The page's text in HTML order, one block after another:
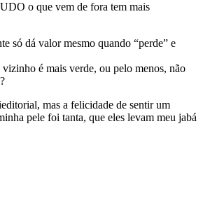
o que vem de fora tem mais
só dá valor mesmo quando “perde” e
vizinho é mais verde, ou pelo menos, não
mas a felicidade de sentir um
pele foi tanta, que eles levam meu jabá